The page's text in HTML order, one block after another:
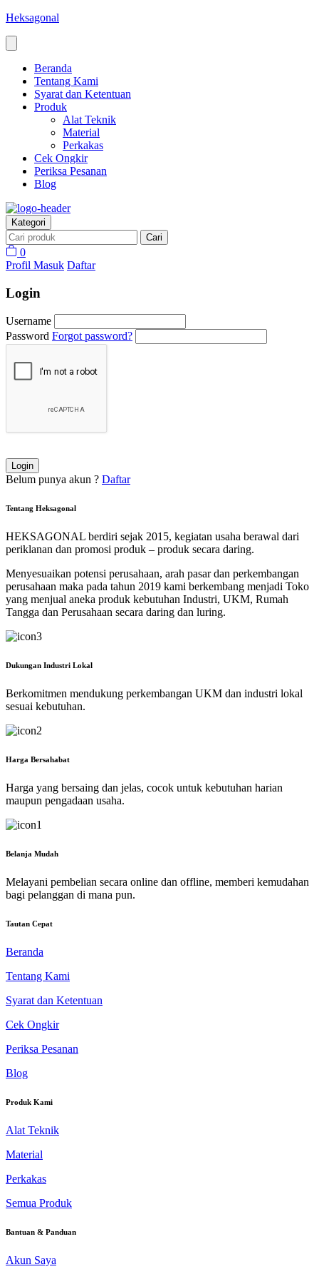
Heksagonal
Beranda
Tentang Kami
Syarat dan Ketentuan
Produk
Alat Teknik
Material
Perkakas
Cek Ongkir
Periksa Pesanan
Blog
Kategori
Cari
0
Profil Masuk Daftar
Login
Username
Password Forgot password?
Belum punya akun ? Daftar
Tentang Heksagonal
HEKSAGONAL berdiri sejak 2015, kegiatan usaha berawal dari
periklanan dan promosi produk – produk secara daring.
Menyesuaikan potensi perusahaan, arah pasar dan perkembangan
perusahaan maka pada tahun 2019 kami berkembang menjadi Toko
yang menjual aneka produk kebutuhan Industri, UKM, Rumah
Tangga dan Perusahaan secara daring dan luring.
Dukungan Industri Lokal
Berkomitmen mendukung perkembangan UKM dan industri lokal
sesuai kebutuhan.
Harga Bersahabat
Harga yang bersaing dan jelas, cocok untuk kebutuhan harian
maupun pengadaan usaha.
Belanja Mudah
Melayani pembelian secara online dan offline, memberi kemudahan
bagi pelanggan di mana pun.
Tautan Cepat
Beranda
Tentang Kami
Syarat dan Ketentuan
Cek Ongkir
Periksa Pesanan
Blog
Produk Kami
Alat Teknik
Material
Perkakas
Semua Produk
Bantuan & Panduan
Akun Saya